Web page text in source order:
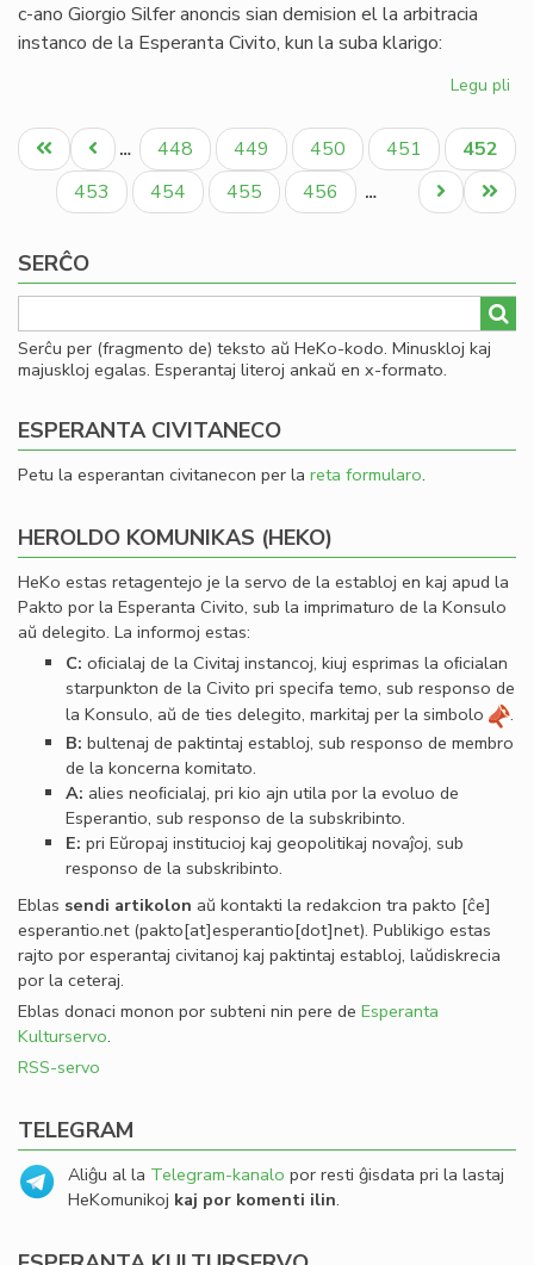
c-ano Giorgio Silfer anoncis sian demision el la arbitracia
instanco de la Esperanta Civito, kun la suba klarigo:
Legu pli
la
Pagination
Unua
paĝo
Antaŭa
paĝo
… Paĝo
448 Paĝo
449 Paĝo
450 Paĝo
451
Aktuala
paĝo
452
Paĝo
453 Paĝo
454 Paĝo
455 Paĝo
456 …
Last
page
Next
page
SERĈO
Serĉu per (fragmento de) teksto aŭ HeKo-kodo. Minuskloj kaj
majuskloj egalas. Esperantaj literoj ankaŭ en x-formato.
ESPERANTA CIVITANECO
Petu la esperantan civitanecon per la reta formularo.
HEROLDO KOMUNIKAS (HEKO)
HeKo estas retagentejo je la servo de la establoj en kaj apud la
Pakto por la Esperanta Civito, sub la imprimaturo de la Konsulo
aŭ delegito. La informoj estas:
C: oﬁcialaj de la Civitaj instancoj, kiuj esprimas la oﬁcialan
starpunkton de la Civito pri specifa temo, sub responso de
la Konsulo, aŭ de ties delegito, markitaj per la simbolo
.
B: bultenaj de paktintaj establoj, sub responso de membro
de la koncerna komitato.
A: alies neoﬁcialaj, pri kio ajn utila por la evoluo de
Esperantio, sub responso de la subskribinto.
E: pri Eŭropaj institucioj kaj geopolitikaj novaĵoj, sub
responso de la subskribinto.
Eblas sendi artikolon aŭ kontakti la redakcion tra pakto [ĉe]
esperantio.net(pakto[at]esperantio[dot]net). Publikigo estas
rajto por esperantaj civitanoj kaj paktintaj establoj, laŭdiskrecia
por la ceteraj.
Eblas donaci monon por subteni nin pere de Esperanta
Kulturservo.
RSS-servo
TELEGRAM
Aliĝu al la Telegram-kanalo por resti ĝisdata pri la lastaj
HeKomunikoj kaj por komenti ilin.